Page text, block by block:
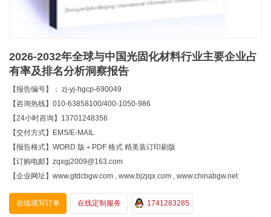
2026-2032年全球与中国光固化材料行业主要企业占
有率及排名分析洞察报告
【报告编号】： zj-yj-hgcp-690049
【咨询热线】010-63858100/400-1050-986
【24小时咨询】13701248356
【交付方式】EMS/E-MAIL
【报告格式】WORD 版＋PDF 格式 精美装订印刷版
【订购电邮】zqxgj2009@163.com
【企业网址】www.gtdcbgw.com , www.bjzjqx.com , www.chinabgw.net
在线填写订单 在线定制服务 1741283285